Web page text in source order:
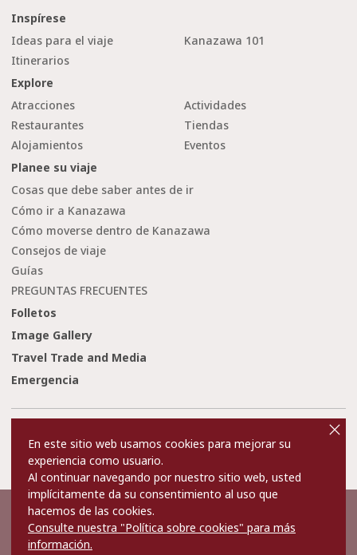
Inspírese
Ideas para el viaje
Kanazawa 101
Itinerarios
Explore
Atracciones
Actividades
Restaurantes
Tiendas
Alojamientos
Eventos
Planee su viaje
Cosas que debe saber antes de ir
Cómo ir a Kanazawa
Cómo moverse dentro de Kanazawa
Consejos de viaje
Guías
PREGUNTAS FRECUENTES
Folletos
Image Gallery
Travel Trade and Media
Emergencia
Privacy and Cookie Policy
Sobre nosotros
Contact Us
©2022 Kanazawa City Tourism Association.
The copyright for the Website contents is held by the Association.
It is forbidden to replicate or reprint the contents of the Website
En este sitio web usamos cookies para mejorar su
experiencia como usuario.
Al continuar navegando por nuestro sitio web, usted
implícitamente da su consentimiento al uso que
hacemos de las cookies.
Consulte nuestra "Política sobre cookies" para más
información.
cl
o
s